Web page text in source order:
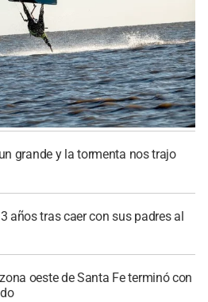
grande y la tormenta nos trajo
años tras caer con sus padres al
oeste de Santa Fe terminó con